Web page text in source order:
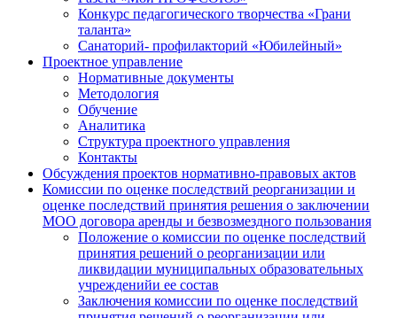
Конкурс педагогического творчества «Грани
таланта»
Санаторий- профилакторий «Юбилейный»
Проектное управление
Нормативные документы
Методология
Обучение
Аналитика
Структура проектного управления
Контакты
Обсуждения проектов нормативно-правовых актов
Комиссии по оценке последствий реорганизации и
оценке последствий принятия решения о заключении
МОО договора аренды и безвозмездного пользования
Положение о комиссии по оценке последствий
принятия решений о реорганизации или
ликвидации муниципальных образовательных
учрежденийи ее состав
Заключения комиссии по оценке последствий